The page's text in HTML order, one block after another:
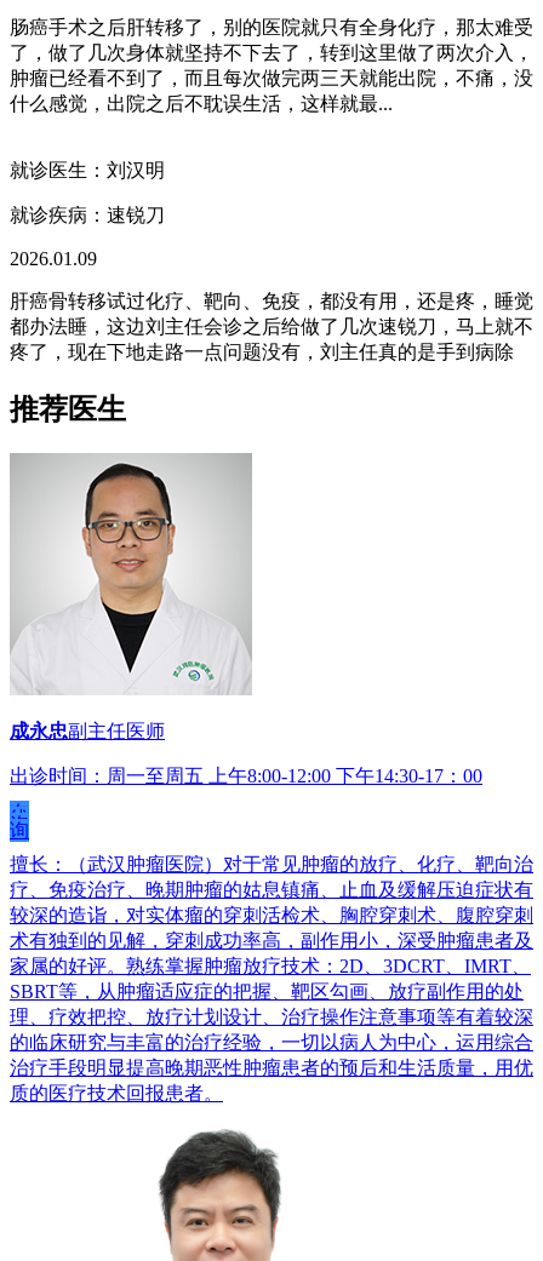
肠癌手术之后肝转移了，别的医院就只有全身化疗，那太难受
了，做了几次身体就坚持不下去了，转到这里做了两次介入，
肿瘤已经看不到了，而且每次做完两三天就能出院，不痛，没
什么感觉，出院之后不耽误生活，这样就最...
就诊医生：刘汉明
就诊疾病： 速锐刀
2026.01.09
肝癌骨转移试过化疗、靶向、免疫，都没有用，还是疼，睡觉
都办法睡，这边刘主任会诊之后给做了几次速锐刀，马上就不
疼了，现在下地走路一点问题没有，刘主任真的是手到病除
推荐医生
成永忠副主任医师
出诊时间：周一至周五 上午8:00-12:00 下午14:30-17：00
在
线
咨
询
擅长：（武汉肿瘤医院）对于常见肿瘤的放疗、化疗、靶向治
疗、免疫治疗、晚期肿瘤的姑息镇痛、止血及缓解压迫症状有
较深的造诣，对实体瘤的穿刺活检术、胸腔穿刺术、腹腔穿刺
术有独到的见解，穿刺成功率高，副作用小，深受肿瘤患者及
家属的好评。熟练掌握肿瘤放疗技术：2D、3DCRT、IMRT、
SBRT等，从肿瘤适应症的把握、靶区勾画、放疗副作用的处
理、疗效把控、放疗计划设计、治疗操作注意事项等有着较深
的临床研究与丰富的治疗经验，一切以病人为中心，运用综合
治疗手段明显提高晚期恶性肿瘤患者的预后和生活质量，用优
质的医疗技术回报患者。